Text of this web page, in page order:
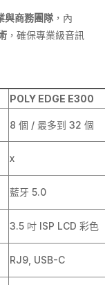
與商務團隊 ，內
，確保專業級音訊
POLY EDGE E300
8 個 / 最多到 32 個
x
藍牙 5.0
3.5 吋 ISP LCD 彩色
RJ9, USB-C